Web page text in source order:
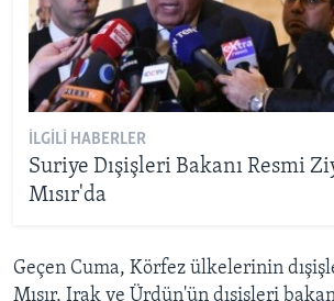
İLGILI HABERLER
Suriye Dışişleri Bakanı Resmi
Mısır'da
Geçen Cuma, Körfez ülkelerinin
Mısır, Irak ve Ürdün'ün dışişleri